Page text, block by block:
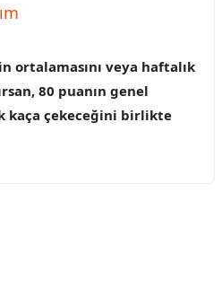
ortalamasını veya haftalık
80 puanın genel
kaça çekeceğini birlikte